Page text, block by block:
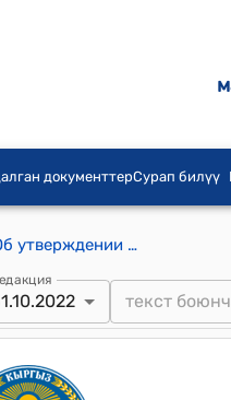
документтерСурап билүү
Петровка айылдык кеңешинин от 31 октября 2022 год №75-3 "Об утверждении делегатов на местный курултай по Петровскому айылному аймаку" токтому